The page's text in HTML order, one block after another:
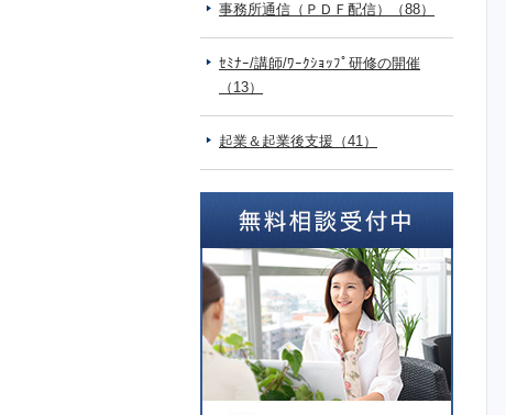
事務所通信（ＰＤＦ配信）（88）
ｾﾐﾅｰ/講師/ﾜｰｸｼｮｯﾌﾟ研修の開催
（13）
起業＆起業後支援（41）